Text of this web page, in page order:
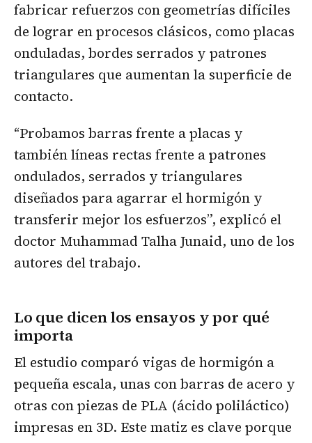
fabricar refuerzos con geometrías difíciles
de lograr en procesos clásicos, como placas
onduladas, bordes serrados y patrones
triangulares que aumentan la superficie de
contacto.
“Probamos barras frente a placas y
también líneas rectas frente a patrones
ondulados, serrados y triangulares
diseñados para agarrar el hormigón y
transferir mejor los esfuerzos”, explicó el
doctor Muhammad Talha Junaid, uno de los
autores del trabajo.
Lo que dicen los ensayos y por qué
importa
El estudio comparó vigas de hormigón a
pequeña escala, unas con barras de acero y
otras con piezas de PLA (ácido poliláctico)
impresas en 3D. Este matiz es clave porque